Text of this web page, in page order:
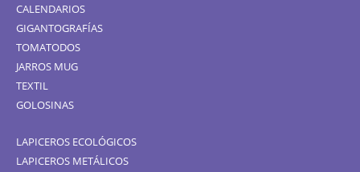
CALENDARIOS
GIGANTOGRAFÍAS
TOMATODOS
JARROS MUG
TEXTIL
GOLOSINAS
LAPICEROS ECOLÓGICOS
LAPICEROS METÁLICOS